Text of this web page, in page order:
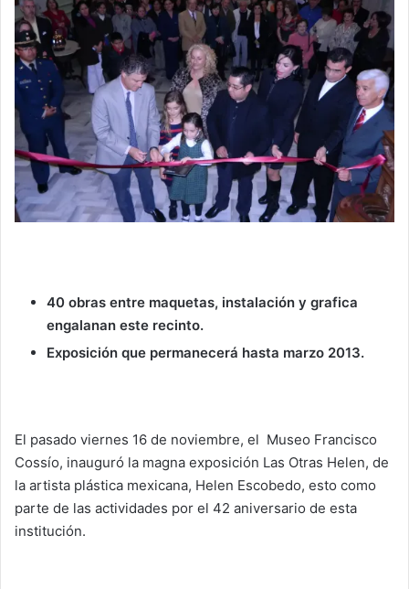
40 obras entre maquetas, instalación y grafica
engalanan este recinto.
Exposición que permanecerá hasta marzo 2013.
El pasado viernes 16 de noviembre, el Museo Francisco
Cossío, inauguró la magna exposición Las Otras Helen, de
la artista plástica mexicana, Helen Escobedo, esto como
parte de las actividades por el 42 aniversario de esta
institución.